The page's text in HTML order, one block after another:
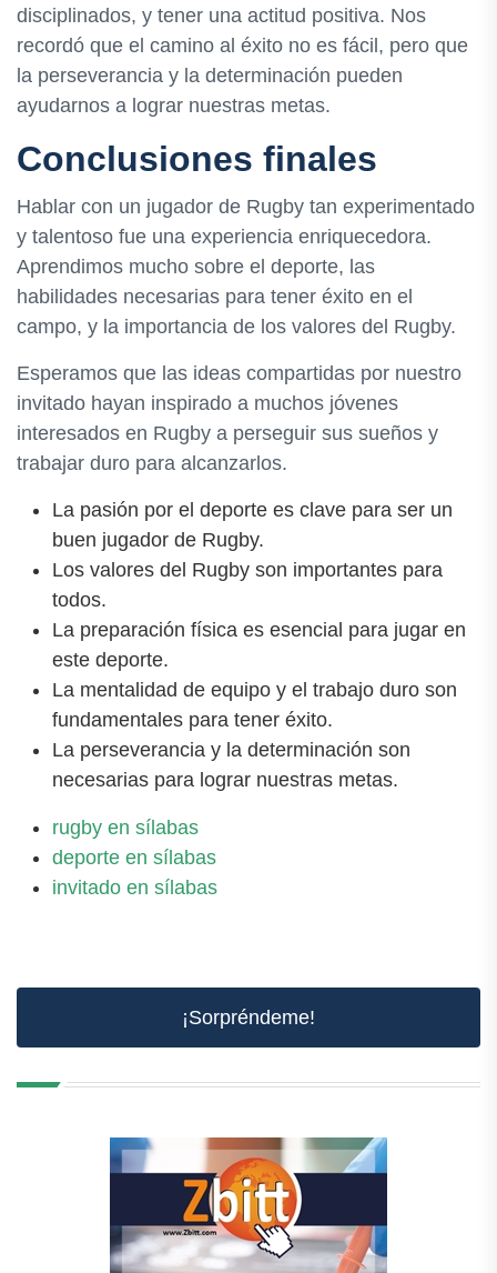
disciplinados, y tener una actitud positiva. Nos
recordó que el camino al éxito no es fácil, pero que
la perseverancia y la determinación pueden
ayudarnos a lograr nuestras metas.
Conclusiones finales
Hablar con un jugador de Rugby tan experimentado
y talentoso fue una experiencia enriquecedora.
Aprendimos mucho sobre el deporte, las
habilidades necesarias para tener éxito en el
campo, y la importancia de los valores del Rugby.
Esperamos que las ideas compartidas por nuestro
invitado hayan inspirado a muchos jóvenes
interesados en Rugby a perseguir sus sueños y
trabajar duro para alcanzarlos.
La pasión por el deporte es clave para ser un
buen jugador de Rugby.
Los valores del Rugby son importantes para
todos.
La preparación física es esencial para jugar en
este deporte.
La mentalidad de equipo y el trabajo duro son
fundamentales para tener éxito.
La perseverancia y la determinación son
necesarias para lograr nuestras metas.
rugby en sílabas
deporte en sílabas
invitado en sílabas
¡Sorpréndeme!